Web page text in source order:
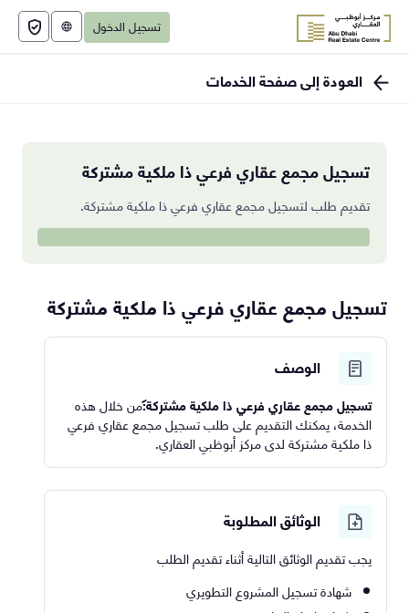
تسجيل الدخول English
العودة إلى صفحة الخدمات
تسجيل مجمع عقاري فرعي ذا ملكية مشتركة
تقديم طلب لتسجيل مجمع عقاري فرعي ذا ملكية مشتركة.
تسجيل مجمع عقاري فرعي ذا ملكية مشتركة
الوصف
تسجيل مجمع عقاري فرعي ذا ملكية مشتركة:من خلال هذه
الخدمة، يمكنك التقديم على طلب تسجيل مجمع عقاري فرعي
ذا ملكية مشتركة لدى مركز أبوظبي العقاري.
الوثائق المطلوبة
يجب تقديم الوثائق التالية أثناء تقديم الطلب
شهادة تسجيل المشروع التطويري